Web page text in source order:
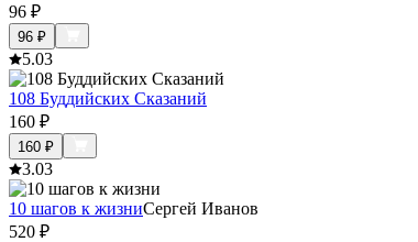
96 ₽
96 ₽
5.03
108 Буддийских Сказаний
160 ₽
160 ₽
3.03
10 шагов к жизниСергей Иванов
520 ₽